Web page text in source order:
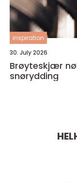
inspiration
30. July 2026
Brøyteskjær nøkkelen til trygg og effektiv
snørydding